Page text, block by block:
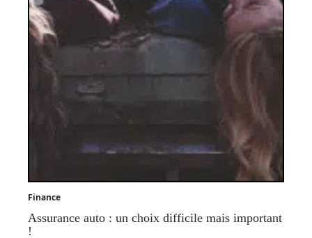
Finance
Assurance auto : un choix difficile mais important
!